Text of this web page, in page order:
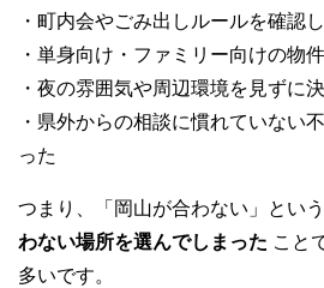
・町内会やごみ出しルールを確認
・単身向け・ファミリー向けの物
・夜の雰囲気や周辺環境を見ずに
・県外からの相談に慣れていない
った
つまり、「岡山が合わない」という
わない場所を選んでしまった こと
多いです。